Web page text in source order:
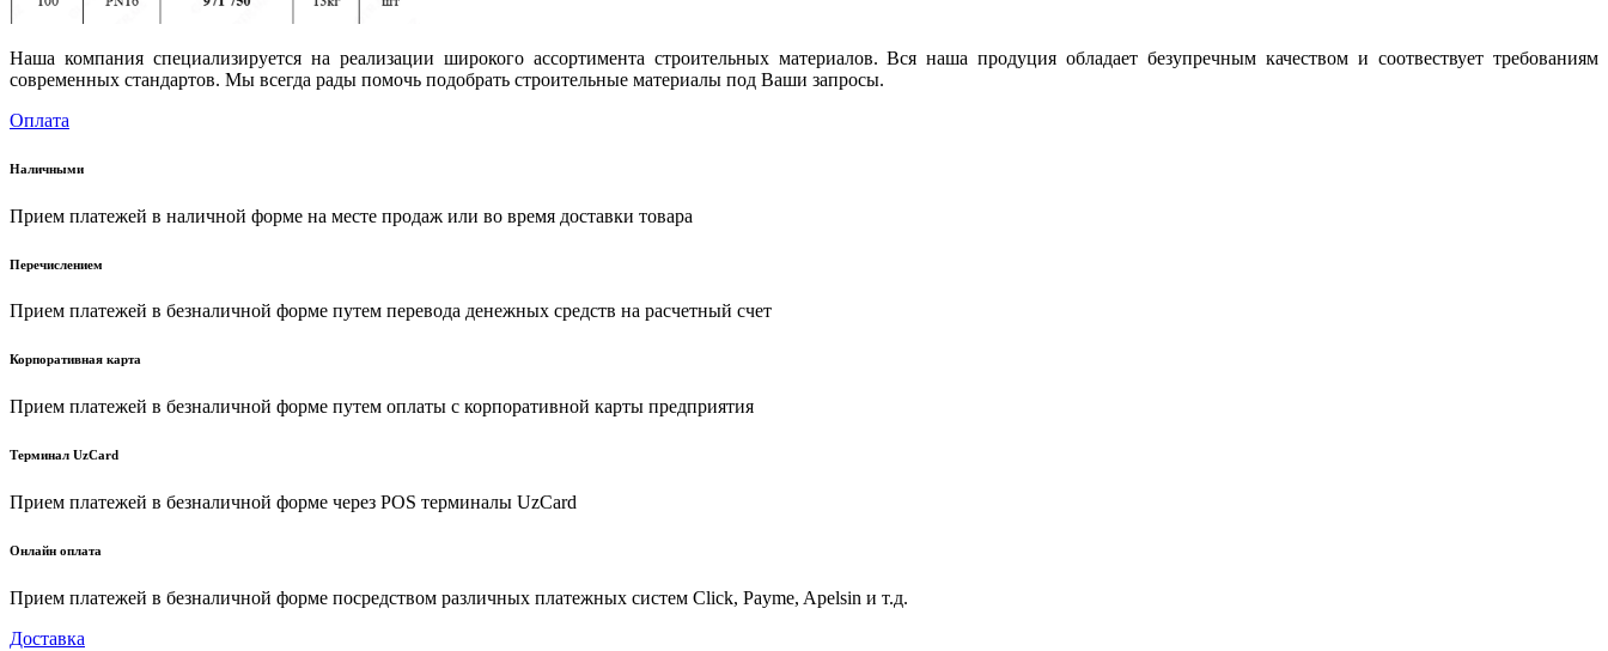
Наша компания специализируется на реализации широкого ассортимента строительных материалов. Вся наша продуция обладает безупречным качеством и соотвествует требованиям
современных стандартов. Мы всегда рады помочь подобрать строительные материалы под Ваши запросы.
Оплата
Наличными
Прием платежей в наличной форме на месте продаж или во время доставки товара
Перечислением
Прием платежей в безналичной форме путем перевода денежных средств на расчетный счет
Корпоративная карта
Прием платежей в безналичной форме путем оплаты с корпоративной карты предприятия
Терминал UzCard
Прием платежей в безналичной форме через POS терминалы UzCard
Онлайн оплата
Прием платежей в безналичной форме посредством различных платежных систем Click, Payme, Apelsin и т.д.
Доставка